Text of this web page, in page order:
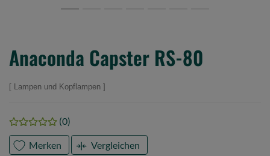
Anaconda Capster RS-80
Lampen und Kopflampen
(0)
Merken Vergleichen